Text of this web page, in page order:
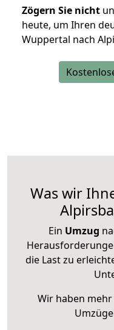
Zögern Sie nicht
heute, um Ihren
Wuppertal nach
Was wir
Ein Umzug
die Last zu
Wir haben